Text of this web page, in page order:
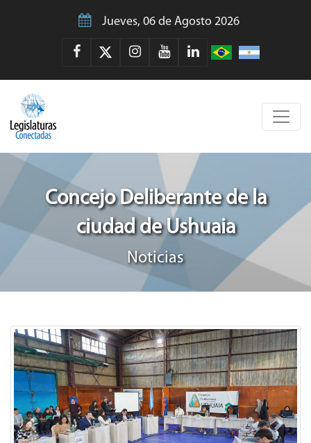
Jueves, 06 de Agosto 2026
Concejo Deliberante de la
ciudad de Ushuaia
Noticias
Previous Next